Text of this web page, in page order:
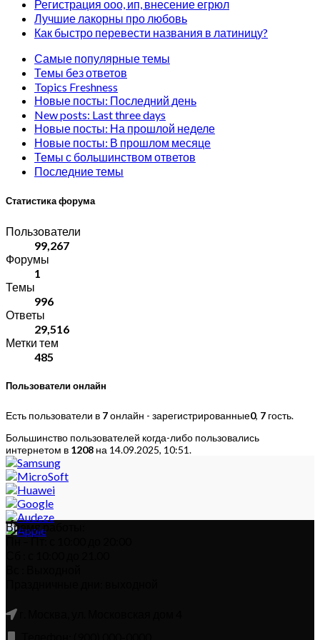
Регистрация ооо, ип, внесение егрюл
Лучшие лакорны про любовь
Как быстро перевести названия в латиницу?
Самые популярные темы
Темы без ответов
Topics Freshness
Новые посты: Последний день
New posts: Last three days
Новые посты: На прошлой неделе
Новые посты: В прошлом месяце
Темы с большинством ответов
Последние темы
Статистика форума
Пользователи
99,267
Форумы
1
Темы
996
Ответы
29,516
Метки тем
485
Пользователи онлайн
Есть пользователи в 7онлайн - зарегистрированные0, 7 гость.
Большинство пользователей когда-либо пользовались
интернетом в 1208 на 14.09.2025, 10:51.
Время работы:
Пн – Пт: с 10:00 до 20:00